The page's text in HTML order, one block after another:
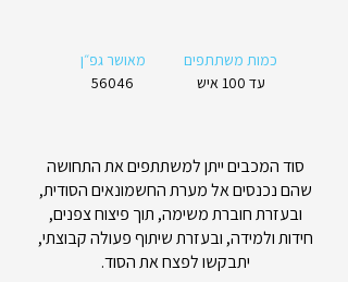
כמות משתתפים
עד 100 איש
מאושר גפ״ן
56046
סוד המכבים ייתן למשתתפים את התחושה
שהם נכנסים אל מערת החשמונאים הסודית,
ובעזרת חוברת משימה, תוך פיצוח צפנים,
חידות ולמידה, ובעזרת שיתוף פעולה קבוצתי,
יתבקשו לפצח את הסוד.